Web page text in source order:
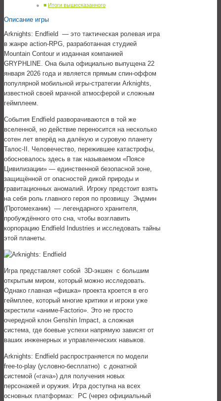
Итоги вышесказанного
Описание игры
Arknights: Endfield — это тактическая ролевая игра
в жанре action-RPG, разработанная студией
Mountain Contour и изданная компанией
GRYPHLINE. Она была официально выпущена 22
января 2026 года и является прямым спин-оффом
популярной мобильной игры-стратегии Arknights,
известной своей мрачной атмосферой и сложным
геймплеем.
События Endfield разворачиваются в той же
вселенной, но действие переносится на несколько
сотен лет вперёд на далёкую и суровую планету
Талос-II. Человечество, пережившее катастрофы,
обосновалось здесь в так называемом «Поясе
Цивилизации» — единственной безопасной зоне,
защищённой от опасностей дикой природы и
гравитационных аномалий. Игроку предстоит взять
на себя роль главного героя по прозвищу Эндмин
(Протомеханик) — легендарного хранителя,
пробуждённого ото сна, чтобы возглавить
корпорацию Endfield Industries и исследовать тайны
этой планеты.
Игра представляет собой 3D-экшен с большим
открытым миром, который можно исследовать.
Однако главная «фишка» проекта кроется в его
геймплее, который многие критики и игроки уже
окрестили «аниме-Factorio». Это не просто
очередной клон Genshin Impact, а сложная
система, где боевые успехи напрямую зависят от
ваших инженерных и управленческих навыков.
Arknights: Endfield распространяется по модели
free-to-play (условно-бесплатно) с донатной
системой («гача») для получения новых
персонажей и оружия. Игра доступна на всех
основных платформах: PC (через официальный